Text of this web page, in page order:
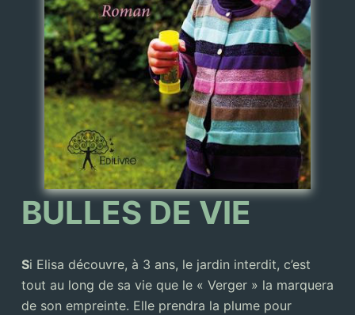
BULLES DE VIE
Si Elisa découvre, à 3 ans, le jardin interdit, c’est
tout au long de sa vie que le « Verger » la marquera
de son empreinte. Elle prendra la plume pour